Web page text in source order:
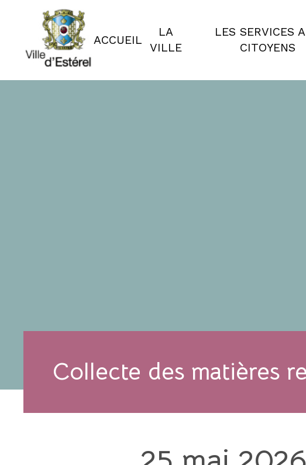
ACCUEIL
LA
VILLE
LES SERVICES
CITOYENS
Collecte des matières